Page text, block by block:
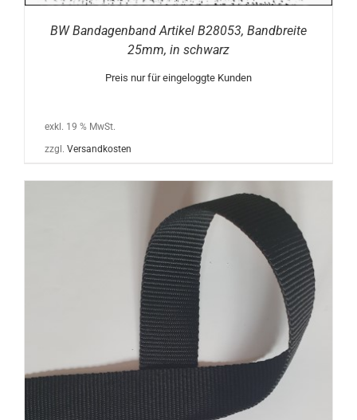
BW Bandagenband Artikel B28053, Bandbreite
25mm, in schwarz
Preis nur für eingeloggte Kunden
exkl. 19 % MwSt.
zzgl. Versandkosten